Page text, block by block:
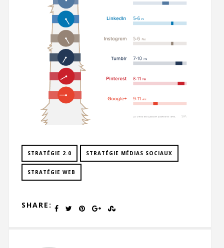
STRATÉGIE 2.0 STRATÉGIE MÉDIAS SOCIAUX
STRATÉGIE WEB
SHARE: